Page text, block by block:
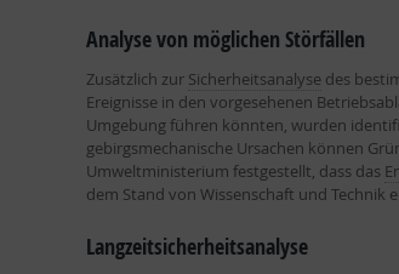
Analyse von möglichen Störfällen
Zusätzlich zur Sicherheitsanalysedes
Ereignisse in den vorgesehenen
Umgebung führen könnten, wurden
gebirgsmechanische Ursachen können
Umweltministerium festgestellt, dass das
dem Stand von Wissenschaft und Technik
Langzeitsicherheitsanalyse